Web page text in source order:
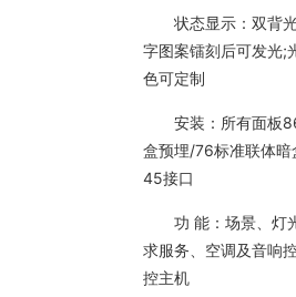
状态显示：双背光
字图案镭刻后可发光;
色可定制
安装：所有面板86
盒预埋/76标准联体
45接口
功 能：场景、灯
求服务、空调及音响
控主机